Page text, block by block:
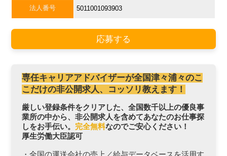
法人番号 5011001093903
応募する
専任キャリアアドバイザーが全国津々浦々のこ
こだけの非公開求人、コッソリ教えます！
厳しい登録条件をクリアした、全国数千以上の優良事
業所の中から、非公開求人を含めてあなたのお仕事探
しをお手伝い。 完全無料なのでご安心ください！
厚生労働大臣認可